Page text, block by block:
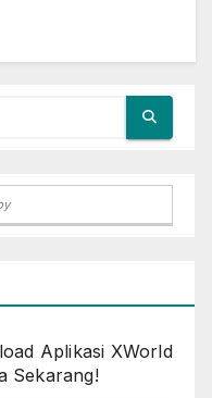
Aplikasi XWorld
Sekarang!